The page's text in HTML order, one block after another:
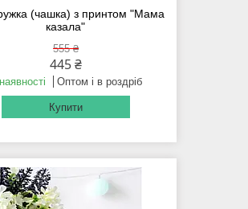
(чашка) з принтом "Мама
казала"
555 ₴
445 ₴
Оптом і в роздріб
Купити